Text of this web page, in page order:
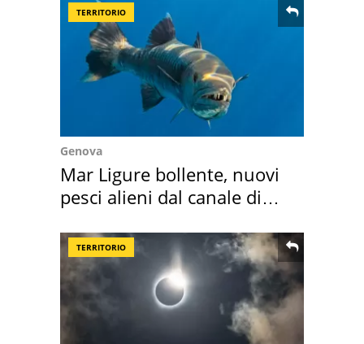
TERRITORIO
Genova
Mar Ligure bollente, nuovi
pesci alieni dal canale di
TERRITORIO